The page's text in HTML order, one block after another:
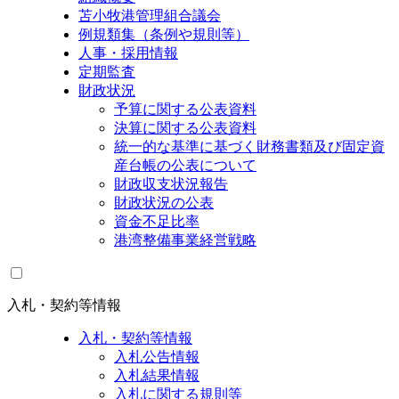
苫小牧港管理組合議会
例規類集（条例や規則等）
人事・採用情報
定期監査
財政状況
予算に関する公表資料
決算に関する公表資料
統一的な基準に基づく財務書類及び固定資
産台帳の公表について
財政収支状況報告
財政状況の公表
資金不足比率
港湾整備事業経営戦略
入札・契約等情報
入札・契約等情報
入札公告情報
入札結果情報
入札に関する規則等